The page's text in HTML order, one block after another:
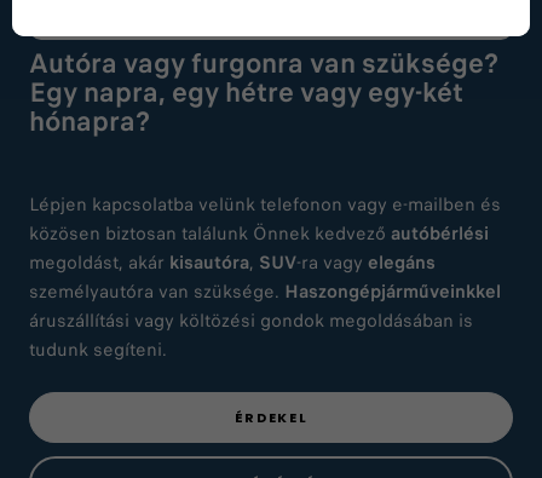
Autóra vagy furgonra van szüksége?
Egy napra, egy hétre vagy egy-két
hónapra?
Lépjen kapcsolatba velünk telefonon vagy e-mailben és
közösen biztosan találunk Önnek kedvező autóbérlési
megoldást, akár kisautóra, SUV-ra vagy elegáns
személyautóra van szüksége. Haszongépjárműveinkkel
áruszállítási vagy költözési gondok megoldásában is
tudunk segíteni.
ÉRDEKEL